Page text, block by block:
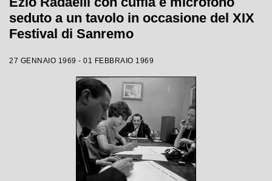
seduto a un tavolo in occasione del XIX
Festival di Sanremo
27 GENNAIO 1969 - 01 FEBBRAIO 1969